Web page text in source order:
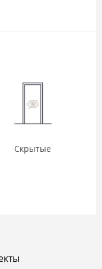
Скрытые